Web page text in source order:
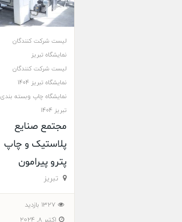
لیست شرکت کنندگان
نمایشگاه تبریز
لیست شرکت کنندگان
نمایشگاه تبریز 1404
نمایشگاه چاپ وبسته بندی
تبریز 1404
مجتمع صنایع
پلاستیک و چاپ
پترو پیرامون
تبریز
1327 بازدید
اکتبر 8, 2024